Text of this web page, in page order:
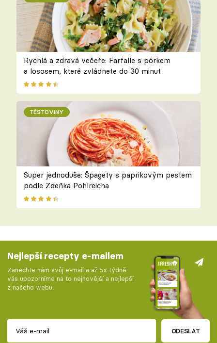
Rychlá a zdravá večeře: Farfalle s pórkem
a lososem, které zvládnete do 30 minut
TĚSTOVINY
Super jednoduše: Špagety s paprikovým pestem
podle Zdeňka Pohlreicha
Nejlepší recepty e-mailem
Zanechte nám svůj e-mail a až 5x týdně
vás upozorníme na to nejnovější a nejlepší
z našeho webu.
ODESLAT